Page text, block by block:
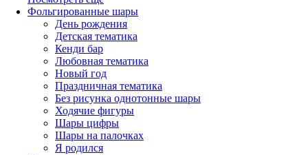
Фольгированные шары
День рождения
Детская тематика
Кенди бар
Любовная тематика
Новый год
Праздничная тематика
Без рисунка однотонные шары
Ходячие фигуры
Шары цифры
Шары на палочках
Я родился